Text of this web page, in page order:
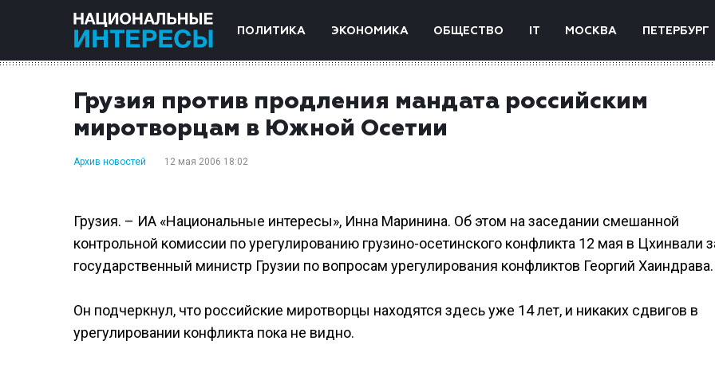
ПОЛИТИКА ЭКОНОМИКА ОБЩЕСТВО IT МОСКВА ПЕТЕРБУРГ
Грузия против продления мандата российским
миротворцам в Южной Осетии
Архив новостей 12 мая 2006 18:02
Грузия. – ИА «Национальные интересы», Инна Маринина. Об этом на заседании смешанной
контрольной комиссии по урегулированию грузино-осетинского конфликта 12 мая в Цхинвали
государственный министр Грузии по вопросам урегулирования конфликтов Георгий Хаиндрава.
Он подчеркнул, что российские миротворцы находятся здесь уже 14 лет, и никаких сдвигов в
урегулировании конфликта пока не видно.